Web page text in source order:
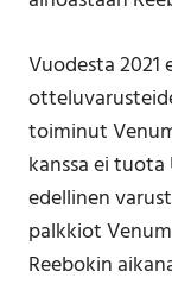
Vuodesta 2021
toiminut
kanssa ei
edellinen
palkkiot
Reebokin